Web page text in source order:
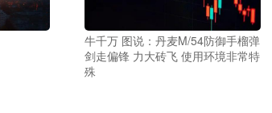
牛千万 图说：丹麦M/54防御手榴弹
剑走偏锋 力大砖飞 使用环境非常特
殊